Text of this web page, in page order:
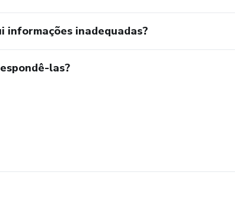
informações inadequadas?
las?